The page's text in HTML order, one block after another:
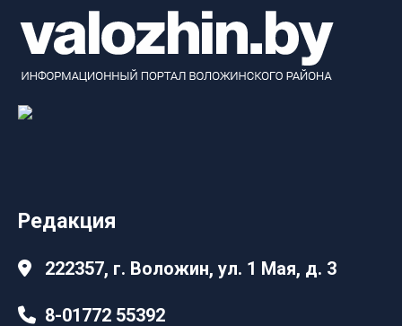
Редакция
222357, г. Воложин, ул. 1 Мая, д. 3
8-01772 55392